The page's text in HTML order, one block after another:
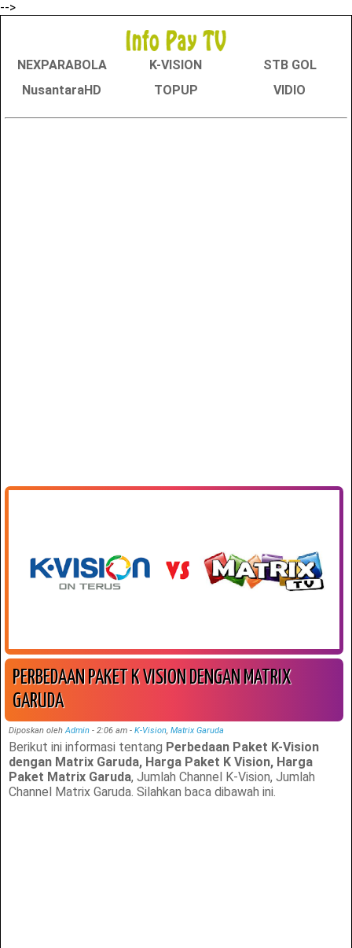
-->
NEXPARABOLA K-VISION
STB GOL
NusantaraHD
TOPUP VIDIO
PERBEDAAN PAKET K VISION DENGAN MATRIX
GARUDA
Diposkan olehAdmin - 2:06 am- K-Vision,Matrix Garuda
Berikut ini informasi tentang Perbedaan Paket K-Vision
dengan Matrix Garuda, Harga Paket K Vision, Harga
Paket Matrix Garuda, Jumlah Channel K-Vision, Jumlah
Channel Matrix Garuda. Silahkan baca dibawah ini.